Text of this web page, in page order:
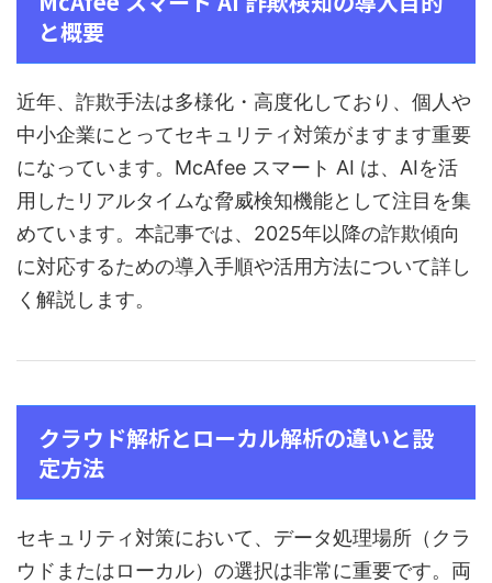
と概要
近年、詐欺手法は多様化・高度化しており、個人や
中小企業にとってセキュリティ対策がますます重要
になっています。McAfee スマート AI は、AIを活
用したリアルタイムな脅威検知機能として注目を集
めています。本記事では、2025年以降の詐欺傾向
に対応するための導入手順や活用方法について詳し
く解説します。
クラウド解析とローカル解析の違いと設
定方法
セキュリティ対策において、データ処理場所（クラ
ウドまたはローカル）の選択は非常に重要です。両